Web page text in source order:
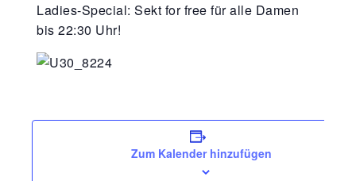
Ladies-Special: Sekt for free für alle Damen
bis 22:30 Uhr!
Zum Kalender hinzufügen